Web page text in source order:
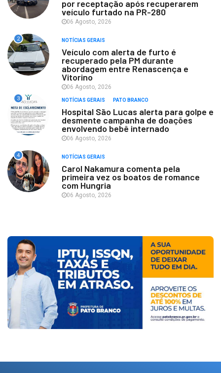
por receptação após recuperarem
veículo furtado na PR-280
06 Agosto, 2026
2 NOTÍCIAS GERAIS
Veículo com alerta de furto é
recuperado pela PM durante
abordagem entre Renascença e
Vitorino
06 Agosto, 2026
3 NOTÍCIAS GERAIS PATO BRANCO
Hospital São Lucas alerta para golpe e
desmente campanha de doações
envolvendo bebê internado
06 Agosto, 2026
4 NOTÍCIAS GERAIS
Carol Nakamura comenta pela
primeira vez os boatos de romance
com Hungria
06 Agosto, 2026